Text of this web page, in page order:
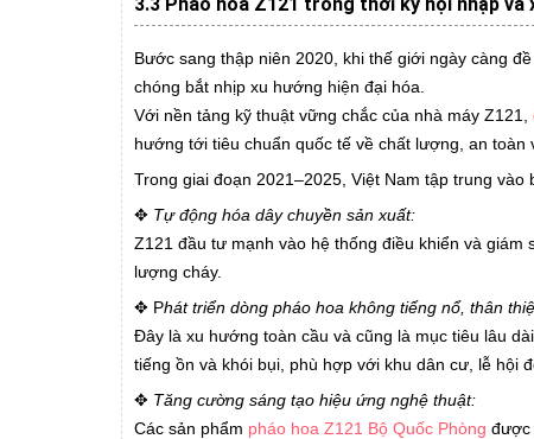
Bước sang thập niên 2020, khi thế giới ngày càng
chóng bắt nhịp xu hướng hiện đại hóa.
Với nền tảng kỹ thuật vững chắc của nhà máy Z121,
hướng tới tiêu chuẩn quốc tế về chất lượng, an toàn
Trong giai đoạn 2021–2025, Việt Nam tập trung
✥ Tự động hóa dây chuyền sản xuất:
Z121 đầu tư mạnh vào hệ thống điều khiển và
lượng cháy.
✥ Phát triển dòng pháo hoa không tiếng nổ, thân
Đây là xu hướng toàn cầu và cũng là mục tiêu lâu
tiếng ồn và khói bụi, phù hợp với khu dân cư, lễ hội
✥ Tăng cường sáng tạo hiệu ứng nghệ thuật:
Các sản phẩm pháo hoa Z121 Bộ Quốc Phòng được